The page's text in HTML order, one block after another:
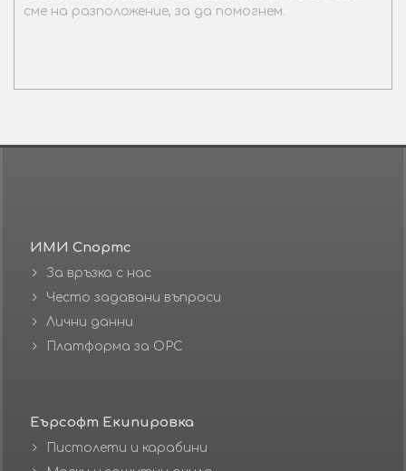
сме на разположение, за да помогнем.
ИМИ Спортс
За връзка с нас
Често задавани въпроси
Лични данни
Платформа за ОРС
Еърсофт Екипировка
Пистолети и карабини